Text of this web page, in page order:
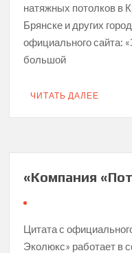
натяжных потолков в
Брянске и других
официального сайта:
большой
ЧИТАТЬ ДАЛЕЕ
«Компания
Цитата с
Эколюкс» работает в